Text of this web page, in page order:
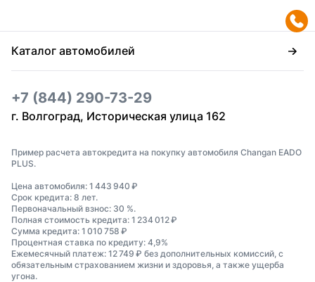
Каталог автомобилей
+7 (844) 290-73-29
г. Волгоград, Историческая улица 162
Пример расчета автокредита на покупку автомобиля Changan EADO
PLUS.
Цена автомобиля: 1 443 940 ₽
Срок кредита: 8 лет.
Первоначальный взнос: 30 %.
Полная стоимость кредита: 1 234 012 ₽
Сумма кредита: 1 010 758 ₽
Процентная ставка по кредиту: 4,9%
Ежемесячный платеж: 12 749 ₽ без дополнительных комиссий, с
обязательным страхованием жизни и здоровья, а также ущерба
угона.